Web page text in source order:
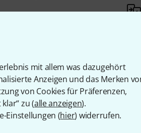
mit allem was dazugehört
Anzeigen und das Merken
von Cookies für Präferenzen,
zu (alle anzeigen).
Einstellungen (hier) widerrufen.
Tuner, Gurt, Kabel und